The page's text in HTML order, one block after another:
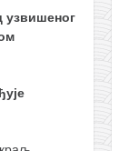
узвишеног